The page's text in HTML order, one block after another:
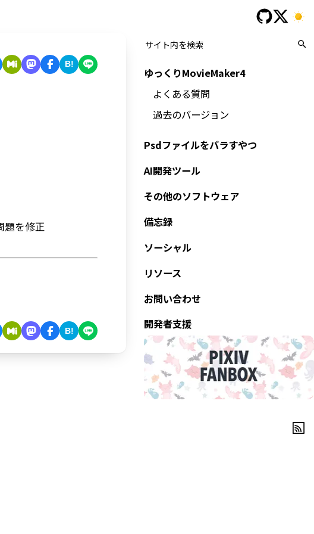
B!
題を修正
B!
ゆっくりMovieMaker4
よくある質問
過去のバージョン
Psdファイルをバラすやつ
AI開発ツール
その他のソフトウェア
備忘録
ソーシャル
リソース
お問い合わせ
開発者支援